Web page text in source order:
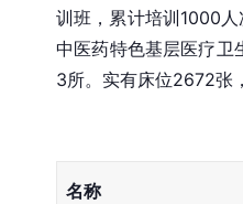
训班，累计培训1000
中医药特色基层医疗卫
3所。实有床位2672张
名称